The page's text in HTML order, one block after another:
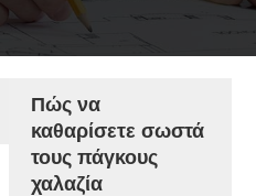
Πώς να
καθαρίσετε σωστά
τους πάγκους
χαλαζία